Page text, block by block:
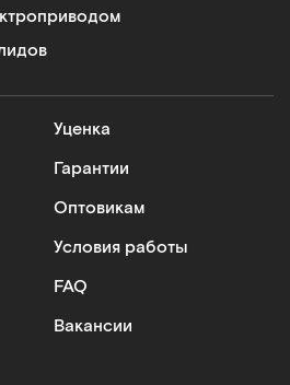
Уценка
Гарантии
Оптовикам
Условия работы
FAQ
Вакансии